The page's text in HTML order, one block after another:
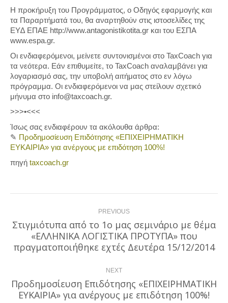
Η προκήρυξη του Προγράμματος, ο Οδηγός εφαρμογής και
τα Παραρτήματά του, θα αναρτηθούν στις ιστοσελίδες της
ΕΥ∆ ΕΠΑΕ http://www.antagonistikotita.gr και του ΕΣΠΑ
www.espa.gr.
Οι ενδιαφερόμενοι, μείνετε συντονισμένοι στο TaxCoach για
τα νεότερα. Εάν επιθυμείτε, το TaxCoach αναλαμβάνει για
λογαριασμό σας, την υποβολή αιτήματος στο εν λόγω
πρόγραμμα. Οι ενδιαφερόμενοι να μας στείλουν σχετικό
μήνυμα στο info@taxcoach.gr.
>>>•<<<
Ίσως σας ενδιαφέρουν τα ακόλουθα άρθρα:
✎ Προδημοσίευση Επιδότησης «ΕΠΙΧΕΙΡΗΜΑΤΙΚΗ
ΕΥΚΑΙΡΙΑ» για ανέργους με επιδότηση 100%!
πηγή taxcoach.gr
navigation PREVIOUS
Previous
post:
Στιγμιότυπα από το 1ο μας σεμινάριο με θέμα
«ΕΛΛΗΝΙΚΑ ΛΟΓΙΣΤΙΚΑ ΠΡΟΤΥΠΑ» που
πραγματοποιήθηκε εχτές Δευτέρα 15/12/2014
NEXT
Next
post:
Προδημοσίευση Επιδότησης «ΕΠΙΧΕΙΡΗΜΑΤΙΚΗ
ΕΥΚΑΙΡΙΑ» για ανέργους με επιδότηση 100%!